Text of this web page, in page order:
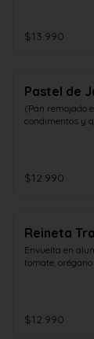
$13.990
Pastel de
(Pan remojado
condimentos y
$12.990
Reineta
Envuelta en
tomate,
$12.990